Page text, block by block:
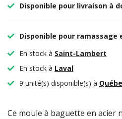
Disponible pour livraison à
Disponible pour ramassage
En stock à Saint-Lambert
En stock à Laval
9 unité(s) disponible(s) à
Ce moule à baguette en acier